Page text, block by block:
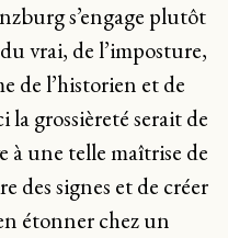
s’engage plutôt
vrai, de l’imposture,
de l’historien et de
la grossièreté serait de
à une telle maîtrise de
des signes et de créer
étonner chez un